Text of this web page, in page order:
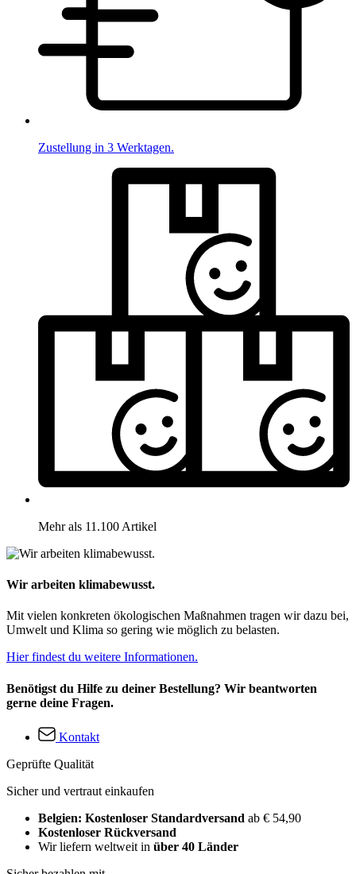
Zustellung in 3 Werktagen.
Mehr als 11.100 Artikel
Wir arbeiten klimabewusst.
Mit vielen konkreten ökologischen Maßnahmen tragen wir dazu bei,
Umwelt und Klima so gering wie möglich zu belasten.
Hier findest du weitere Informationen.
Benötigst du Hilfe zu deiner Bestellung? Wir beantworten
gerne deine Fragen.
Kontakt
Geprüfte Qualität
Sicher und vertraut einkaufen
Belgien: Kostenloser Standardversand ab € 54,90
Kostenloser Rückversand
Wir liefern weltweit in über 40 Länder